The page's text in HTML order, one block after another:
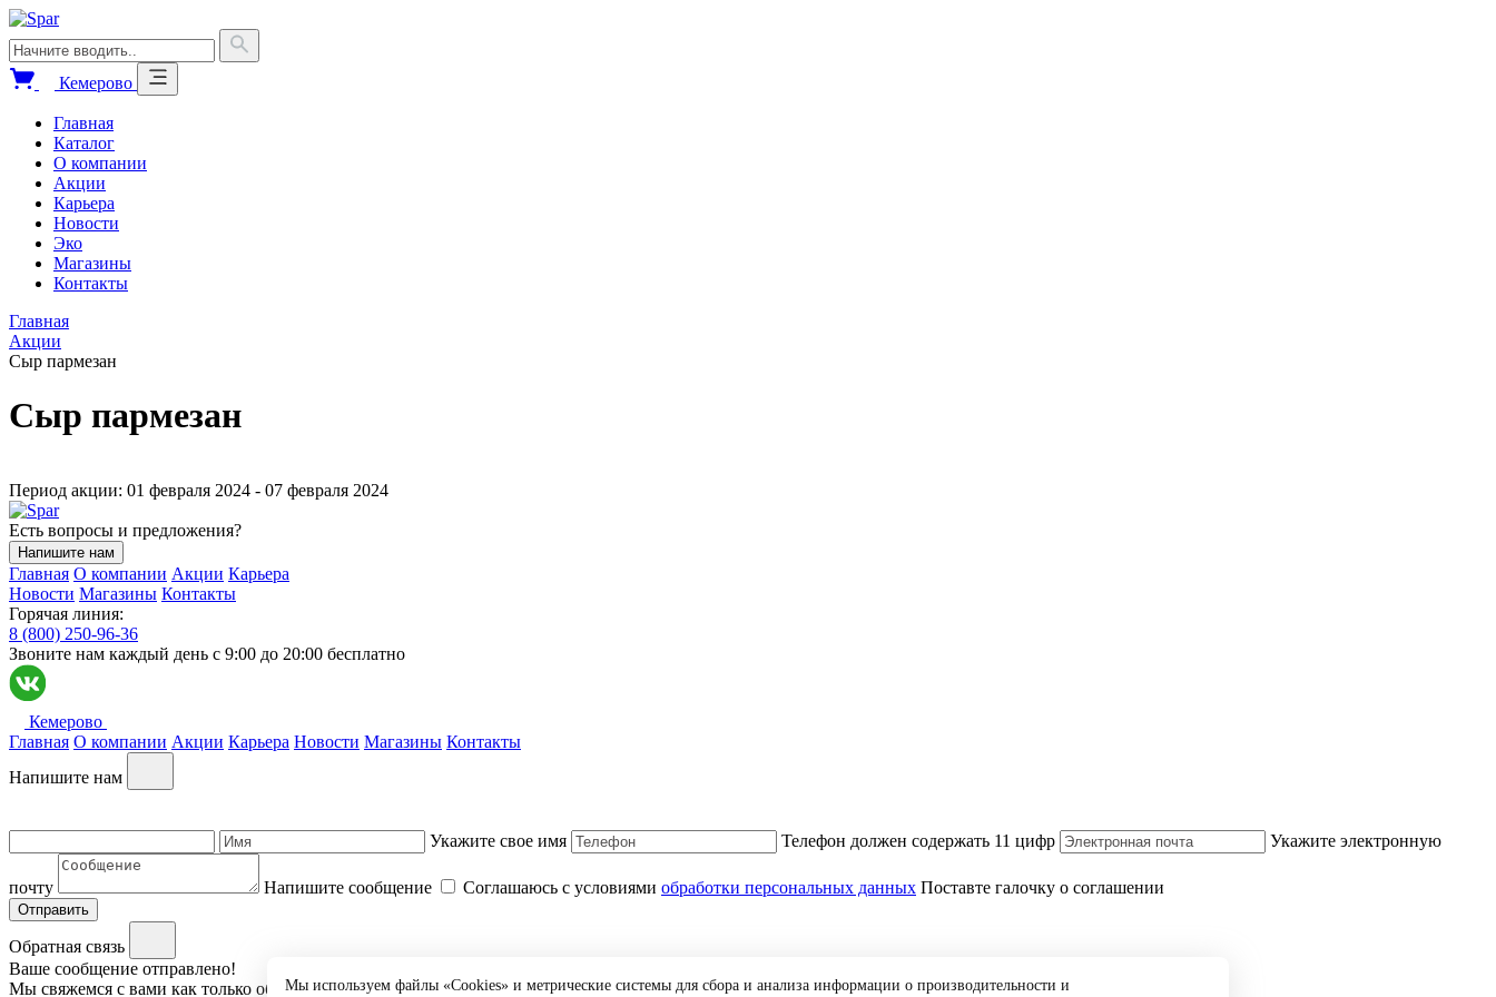
Кемерово
Главная
Каталог
О компании
Акции
Карьера
Новости
Эко
Магазины
Контакты
Главная
Акции
Сыр пармезан
Сыр пармезан
Период акции: 01 февраля 2024 - 07 февраля 2024
Есть вопросы и предложения?
Напишите нам
Главная О компании Акции Карьера
Новости Магазины Контакты
Горячая линия:
8 (800) 250-96-36
Звоните нам каждый день c 9:00 до 20:00 бесплатно
Кемерово
Главная О компании Акции Карьера Новости Магазины Контакты
Напишите нам
Укажите свое имя Телефон должен содержать 11 цифр Укажите электронную
почту Напишите сообщение Соглашаюсь с условиями обработки персональных данных Поставте галочку о соглашении
Отправить
Обратная связь
Ваше сообщение отправлено!
Мы свяжемся с вами как только обработаем ваш запросМы используем файлы «Cookies» и метрические системы для сбора и анализа информации о производительности и